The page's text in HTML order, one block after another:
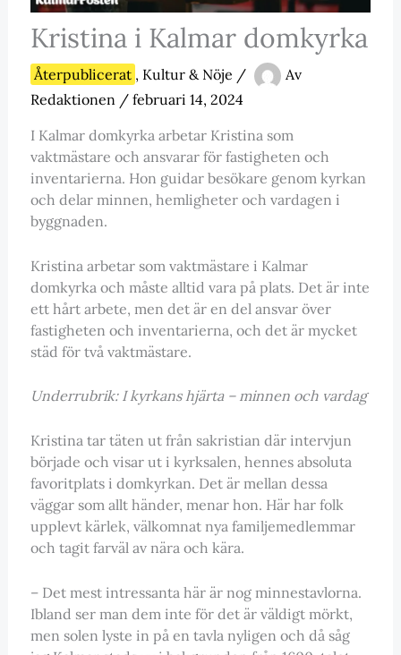
Kristina i Kalmar domkyrka
Återpublicerat , Kultur & Nöje /
Av
Redaktionen / februari 14, 2024
I Kalmar domkyrka arbetar Kristina som
vaktmästare och ansvarar för fastigheten och
inventarierna. Hon guidar besökare genom kyrkan
och delar minnen, hemligheter och vardagen i
byggnaden.
Kristina arbetar som vaktmästare i Kalmar
domkyrka och måste alltid vara på plats. Det är inte
ett hårt arbete, men det är en del ansvar över
fastigheten och inventarierna, och det är mycket
städ för två vaktmästare.
Underrubrik: I kyrkans hjärta – minnen och vardag
Kristina tar täten ut från sakristian där intervjun
började och visar ut i kyrksalen, hennes absoluta
favoritplats i domkyrkan. Det är mellan dessa
väggar som allt händer, menar hon. Här har folk
upplevt kärlek, välkomnat nya familjemedlemmar
och tagit farväl av nära och kära.
– Det mest intressanta här är nog minnestavlorna.
Ibland ser man dem inte för det är väldigt mörkt,
men solen lyste in på en tavla nyligen och då såg